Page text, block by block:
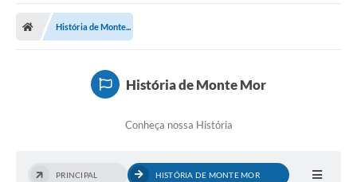
Transparência
Portal do Cidadão
A Prefeitura
História de Monte...
História de Monte Mor
Conheça nossa História
PRINCIPAL HISTÓRIA DE MONTE MOR